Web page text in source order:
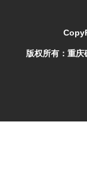
版权所有： 重庆